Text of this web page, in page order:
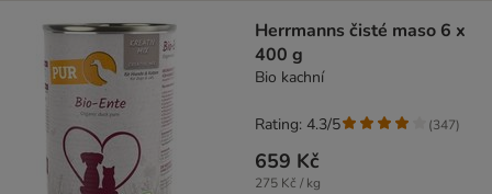
Herrmanns čisté maso 6 x
400 g
Bio kachní
659 Kč
275 Kč / kg
Rating: 4.3/5 (347)